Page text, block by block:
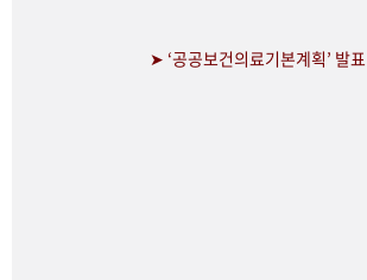
➤ ‘공공보건의료기본계획’ 발표